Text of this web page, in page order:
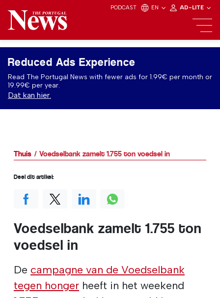
PODCAST EN AD-LITE
Reduced Ads Experience
Read The Portugal News with fewer ads for 1.99€ per month or
19.99€ per year.
Dat kan hier.
Thuis Voedselbank zamelt 1.755 ton voedsel in
Voedselbank zamelt 1.755 ton
voedsel in
De campagne van de Voedselbank
tegen honger heeft in het weekend
Deel dit artikel: